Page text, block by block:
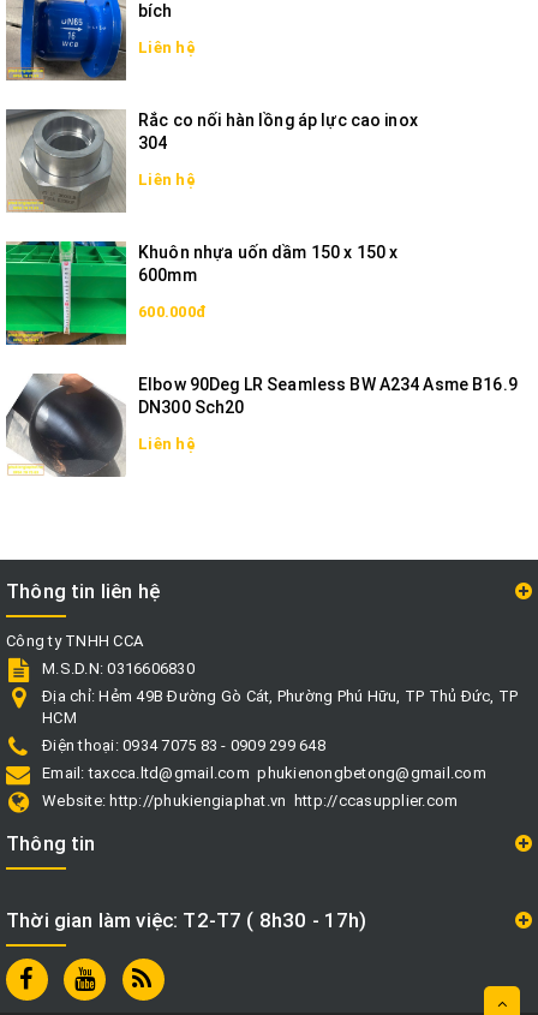
bích
Liên hệ
Rắc co nối hàn lồng áp lực cao inox
304
Liên hệ
Khuôn nhựa uốn dầm 150 x 150 x
600mm
600.000đ
Elbow 90Deg LR Seamless BW A234 Asme B16.9
DN300 Sch20
Liên hệ
Thông tin liên hệ
Công ty TNHH CCA
M.S.D.N: 0316606830
Địa chỉ:Hẻm 49B Đường Gò Cát, Phường Phú Hữu, TP Thủ Đức, TP
HCM
Điện thoại: 0934 7075 83 - 0909 299 648
Email:taxcca.ltd@gmail.com phukienongbetong@gmail.com
Website: http://phukiengiaphat.vn http://ccasupplier.com
Thông tin
Thời gian làm việc: T2-T7 ( 8h30 - 17h)